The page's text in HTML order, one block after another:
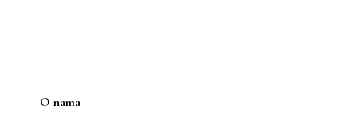
O nama